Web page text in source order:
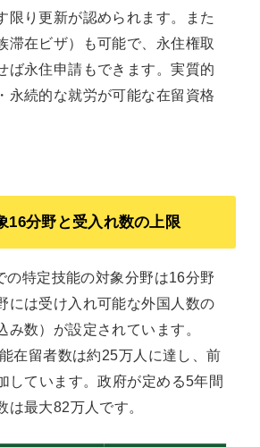
限り更新が認められます。また
滞在ビザ）も可能で、永住権取
ば永住申請もできます。実質的
永続的な就労が可能な在留資格
16分野と受入れ数の上限
の特定技能の対象分野は16分野
には受け入れ可能な外国人数の
み数）が設定されています。
在留者数は約25万人に達し、前
しています。政府が定める5年間
は最大82万人です。